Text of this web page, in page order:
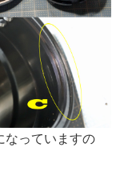
なっていますの